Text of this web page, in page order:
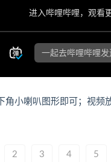
小喇叭图形即可；视
2 3 4 5